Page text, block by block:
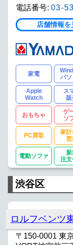
電話番号: 03-
店舗情報を
家電
パソ
Apple
Watch
ス
販
おもちゃ
ゲ
ソ
PC買取
家計
窓
電動ソファ
新
注文
渋谷区
ロルフベンツ
〒150-0001 東